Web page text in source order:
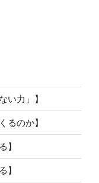
い力」】
るのか】
】
】